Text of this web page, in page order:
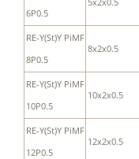
6P0.5
RE-Y(St)Y PiMF
8P0.5
8x2x0.5
RE-Y(St)Y PiMF
10P0.5
10x2x0.5
RE-Y(St)Y PiMF
12P0.5
12x2x0.5